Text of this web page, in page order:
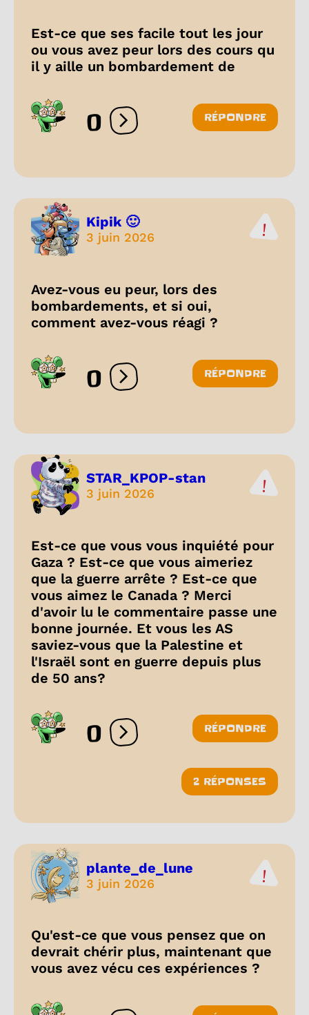
Est-ce que ses facile tout les jour
ou vous avez peur lors des cours qu
il y aille un bombardement de
0 Ouvrir les réactions
RÉPONDRE
Kipik 🙂
3 juin 2026
Avez-vous eu peur, lors des
bombardements, et si oui,
comment avez-vous réagi ?
0 Ouvrir les réactions
RÉPONDRE
STAR_KPOP-stan
3 juin 2026
Est-ce que vous vous inquiété pour
Gaza ? Est-ce que vous aimeriez
que la guerre arrête ? Est-ce que
vous aimez le Canada ? Merci
d'avoir lu le commentaire passe une
bonne journée. Et vous les AS
saviez-vous que la Palestine et
l'Israël sont en guerre depuis plus
de 50 ans?
0 Ouvrir les réactions
RÉPONDRE
2 RÉPONSES
plante_de_lune
3 juin 2026
Qu'est-ce que vous pensez que on
devrait chérir plus, maintenant que
vous avez vécu ces expériences ?